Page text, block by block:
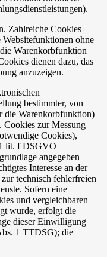
Zahlreiche Cookies
ohne
Warenkorbfunktion
dienen dazu, das
anzuzeigen.
bestimmter, von
die Warenkorbfunktion)
Cookies zur Messung
Cookies),
lit. f DSGVO
angegeben
Interesse an der
technisch fehlerfreien
Sofern eine
und vergleichbaren
wurde, erfolgt die
dieser Einwilligung
1 TTDSG); die